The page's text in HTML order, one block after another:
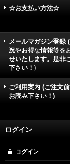
☆お支払い方法☆
メールマガジン登録
況やお得な情報等を
せいたします。是非
下さい！)
ご利用案内 (ご注文
お読み下さい！)
ログイン
ログイン